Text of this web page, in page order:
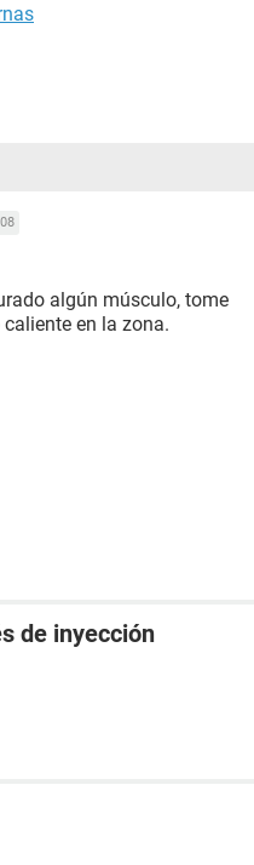
algún músculo, tome
en la zona.
de inyección